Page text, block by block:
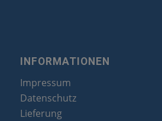
INFORMATIONEN
Impressum
Datenschutz
Lieferung